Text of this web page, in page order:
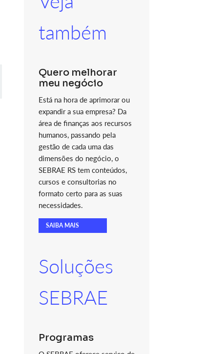
também
Quero melhorar
meu negócio
Está na hora de aprimorar ou
expandir a sua empresa? Da
área de finanças aos recursos
humanos, passando pela
gestão de cada uma das
dimensões do negócio, o
SEBRAE RS tem conteúdos,
cursos e consultorias no
formato certo para as suas
necessidades.
SAIBA MAIS
Soluções
SEBRAE
Programas